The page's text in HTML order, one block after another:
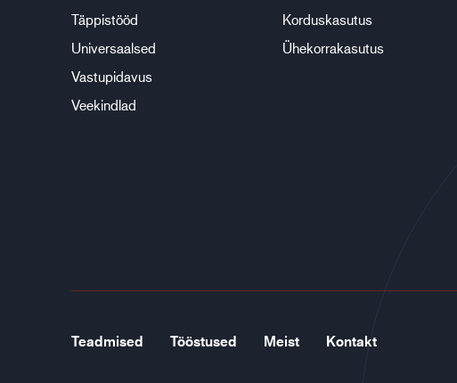
Täppistööd
Universaalsed
Vastupidavus
Veekindlad
Korduskasutus
Ühekorrakasutus
Teadmised Tööstused Meist Kontakt